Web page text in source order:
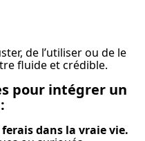
de l’utiliser ou de le
fluide et crédible.
pour intégrer un
dans la vraie vie.